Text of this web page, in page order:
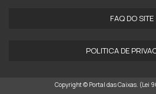
FAQ DO SITE
POLITICA DE
Copyright © Portal das Caixas. (Lei